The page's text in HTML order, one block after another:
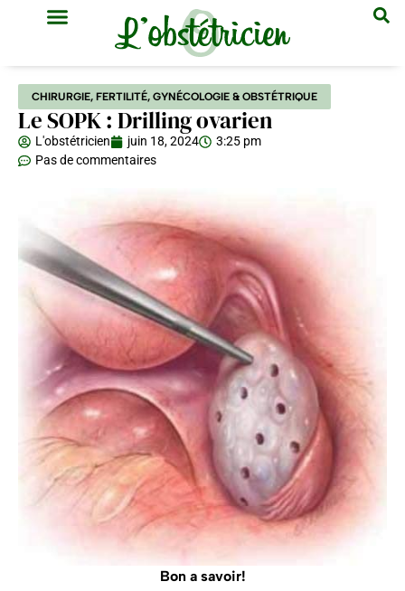
CHIRURGIE, FERTILITÉ, GYNÉCOLOGIE & OBSTÉTRIQUE
Le SOPK : Drilling ovarien
L'obstétricien juin 18, 2024
3:25 pm
Pas de commentaires
Bon a savoir!